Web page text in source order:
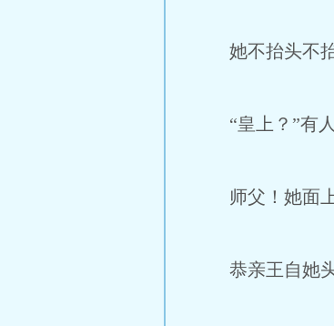
她不抬头不
“皇上？”有人
师父！她面上
恭亲王自她头